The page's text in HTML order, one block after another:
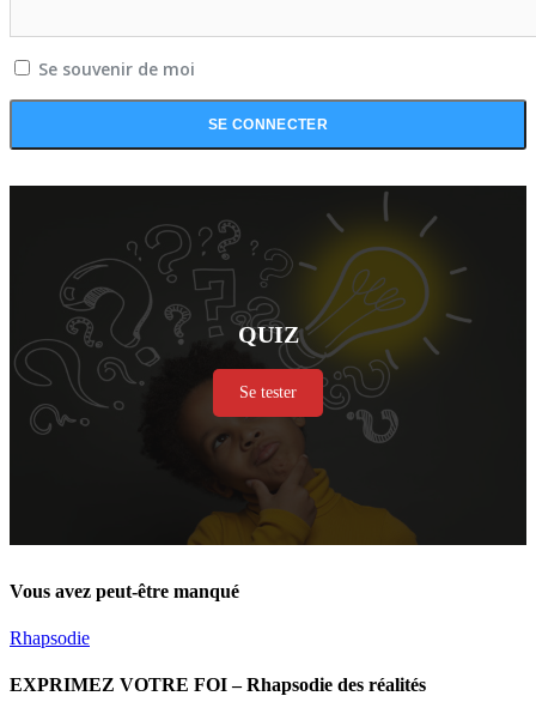
Se souvenir de moi
QUIZ
Se tester
Vous avez peut-être manqué
Rhapsodie
EXPRIMEZ VOTRE FOI – Rhapsodie des réalités